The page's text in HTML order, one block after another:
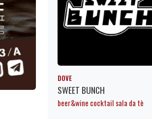
DOVE
SWEET BUNCH
beer&wine cocktail sala da tè